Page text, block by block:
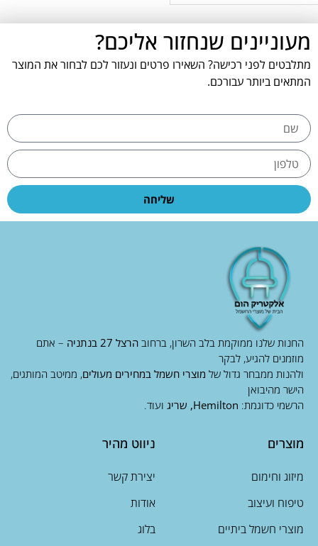
מעוניינים שנחזור אליכם?
מתלבטים לפני רכישה? השאירו פרטים ונעזור לכם לבחור את המוצר
המתאים ביותר עבורכם.
שליחה
החנות שלנו ממוקמת בלב השרון, ברחוב הרצל 27 בנתניה
– אתם
מוזמנים להגיע, לבקר
ולהנות ממבחר גדול של מוצרי חשמל במחירים מעולים, ממיטב המותגים,
הישר מהיבואן
הרשמי כדוגמת: Hemilton, שריג ועוד.
מוצרים
מיזוג וחימום
טיפוח ועיצוב
מוצרי חשמל ביתיים
ניווט מהיר
יצירת קשר
אודות
בלוג